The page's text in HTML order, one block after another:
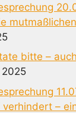
bitte –
2025
–